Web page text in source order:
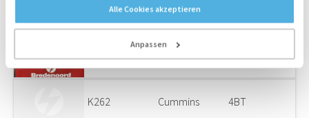
Alle Cookies akzeptieren
Anpassen
K333 MAN
K332 MAN 2866LE201
K262 Cummins 4BT